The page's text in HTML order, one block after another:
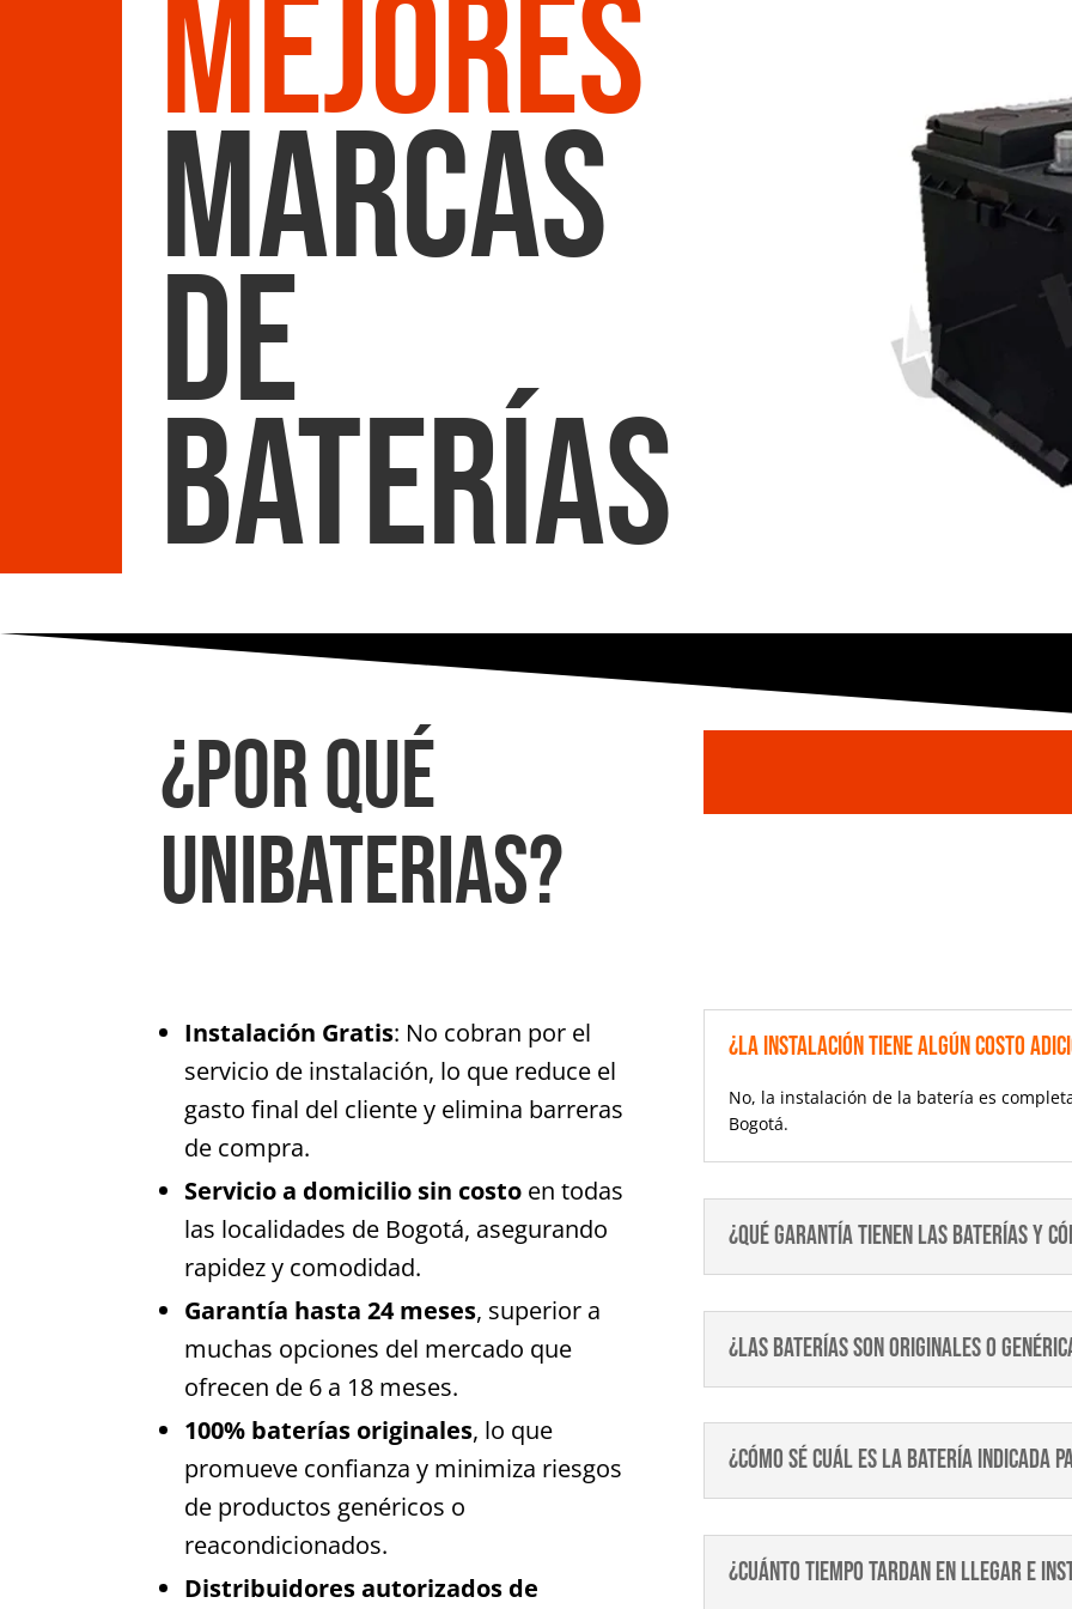
Mejores
marcas
de
Baterías
¿Por qué
Unibaterias?
Instalación Gratis: No cobran por el
servicio de instalación, lo que reduce el
gasto final del cliente y elimina barreras
de compra.
Servicio a domicilio sin costo en todas
las localidades de Bogotá, asegurando
rapidez y comodidad.
Garantía hasta 24 meses, superior a
muchas opciones del mercado que
ofrecen de 6 a 18 meses.
100% baterías originales, lo que
promueve confianza y minimiza riesgos
de productos genéricos o
reacondicionados.
Distribuidores autorizados de
¿La instalación tiene algún costo
No, la instalación de la batería es
Bogotá.
¿Qué garantía tienen las baterías y
¿Las baterías son originales o
¿Cómo sé cuál es la batería indicada
¿Cuánto tiempo tardan en llegar e